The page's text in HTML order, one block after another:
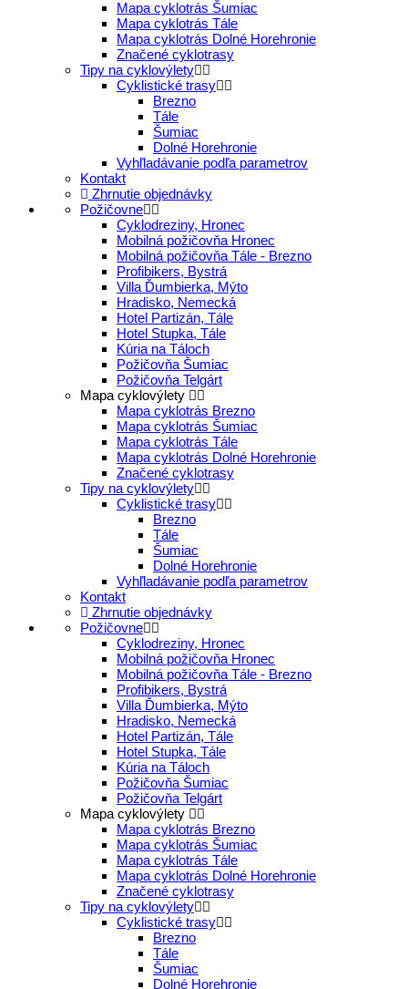
Mapa cyklotrás Šumiac
Mapa cyklotrás Tále
Mapa cyklotrás Dolné Horehronie
Značené cyklotrasy
Tipy na cyklovýlety
Cyklistické trasy
Brezno
Tále
Šumiac
Dolné Horehronie
Vyhľladávanie podľa parametrov
Kontakt
Zhrnutie objednávky
Požičovne
Cyklodreziny, Hronec
Mobilná požičovňa Hronec
Mobilná požičovňa Tále - Brezno
Profibikers, Bystrá
Villa Ďumbierka, Mýto
Hradisko, Nemecká
Hotel Partizán, Tále
Hotel Stupka, Tále
Kúria na Táloch
Požičovňa Šumiac
Požičovňa Telgárt
Mapa cyklovýlety
Mapa cyklotrás Brezno
Mapa cyklotrás Šumiac
Mapa cyklotrás Tále
Mapa cyklotrás Dolné Horehronie
Značené cyklotrasy
Tipy na cyklovýlety
Cyklistické trasy
Brezno
Tále
Šumiac
Dolné Horehronie
Vyhľladávanie podľa parametrov
Kontakt
Zhrnutie objednávky
Požičovne
Cyklodreziny, Hronec
Mobilná požičovňa Hronec
Mobilná požičovňa Tále - Brezno
Profibikers, Bystrá
Villa Ďumbierka, Mýto
Hradisko, Nemecká
Hotel Partizán, Tále
Hotel Stupka, Tále
Kúria na Táloch
Požičovňa Šumiac
Požičovňa Telgárt
Mapa cyklovýlety
Mapa cyklotrás Brezno
Mapa cyklotrás Šumiac
Mapa cyklotrás Tále
Mapa cyklotrás Dolné Horehronie
Značené cyklotrasy
Tipy na cyklovýlety
Cyklistické trasy
Brezno
Tále
Šumiac
Dolné Horehronie